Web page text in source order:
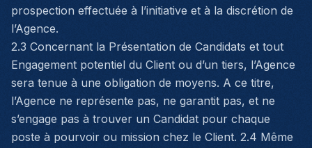
prospection effectuée à l’initiative et à la discrétion de
l’Agence.
2.3 Concernant la Présentation de Candidats et tout
Engagement potentiel du Client ou d’un tiers, l’Agence
sera tenue à une obligation de moyens. A ce titre,
l’Agence ne représente pas, ne garantit pas, et ne
s’engage pas à trouver un Candidat pour chaque
poste à pourvoir ou mission chez le Client. 2.4 Même